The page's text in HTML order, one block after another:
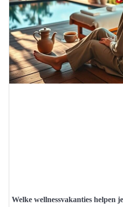
Welke wellnessvakanties helpen